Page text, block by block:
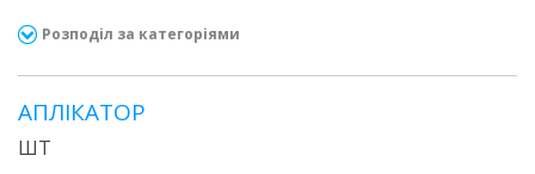
Розподіл за категоріями
АПЛІКАТОР
ШТ